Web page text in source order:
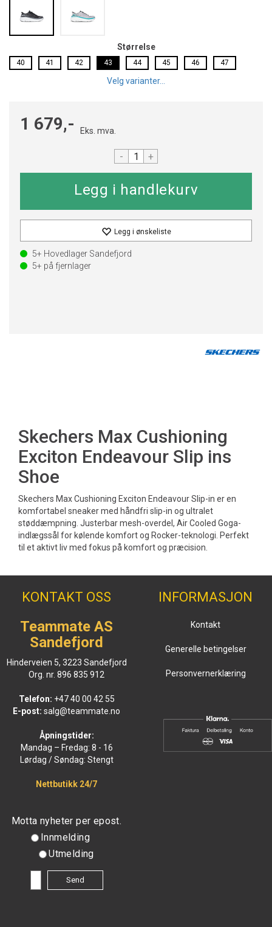
Størrelse
40 41 42 43 44 45 46 47
Velg varianter...
Eks. mva.
1 679,-
- +
Legg i ønskeliste
5+ Hovedlager Sandefjord
5+ på fjernlager
Skechers Max Cushioning
Exciton Endeavour Slip ins
Shoe
Skechers Max Cushioning Exciton Endeavour Slip-in er en
komfortabel sneaker med håndfri slip-in og ultralet
støddæmpning. Justerbar mesh-overdel, Air Cooled Goga-
indlægssål for kølende komfort og Rocker-teknologi. Perfekt
til et aktivt liv med fokus på komfort og præcision.
KONTAKT OSS
Teammate AS
Sandefjord
Hinderveien 5, 3223 Sandefjord
Org. nr. 896 835 912
Telefon: +47 40 00 42 55
E-post: salg@teammate.no
Åpningstider:
Mandag – Fredag: 8 - 16
Lørdag / Søndag: Stengt
Nettbutikk 24/7
INFORMASJON
Kontakt
Generelle betingelser
Personvernerklæring
Motta nyheter per epost.
Innmelding
Utmelding